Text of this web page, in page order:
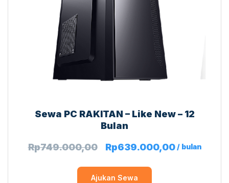
Sewa PC RAKITAN – Like New – 12
Bulan
Rp749.000,00 Rp639.000,00/ bulan
Ajukan Sewa